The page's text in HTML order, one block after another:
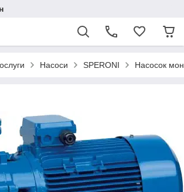
Насоси SPERONI Насосок